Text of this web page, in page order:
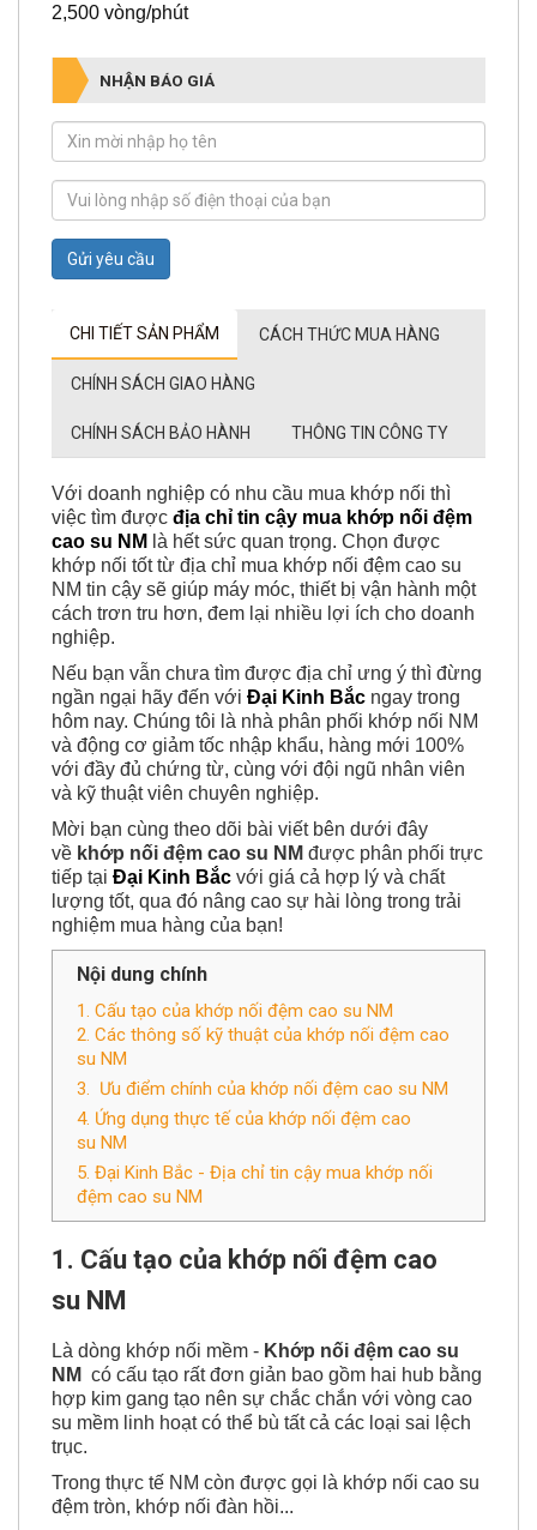
2,500 vòng/phút
NHẬN BÁO GIÁ
Gửi yêu cầu
CHI TIẾT SẢN PHẨM CÁCH THỨC MUA HÀNG
CHÍNH SÁCH GIAO HÀNG
CHÍNH SÁCH BẢO HÀNH THÔNG TIN CÔNG TY
Với doanh nghiệp có nhu cầu mua khớp nối thì
việc tìm được địa chỉ tin cậy mua khớp nối đệm
cao su NM là hết sức quan trọng. Chọn được
khớp nối tốt từ địa chỉ mua khớp nối đệm cao su
NM tin cậy sẽ giúp máy móc, thiết bị vận hành một
cách trơn tru hơn, đem lại nhiều lợi ích cho doanh
nghiệp.
Nếu bạn vẫn chưa tìm được địa chỉ ưng ý thì đừng
ngần ngại hãy đến với Đại Kinh Bắc ngay trong
hôm nay. Chúng tôi là nhà phân phối khớp nối NM
và động cơ giảm tốc nhập khẩu, hàng mới 100%
với đầy đủ chứng từ, cùng với đội ngũ nhân viên
và kỹ thuật viên chuyên nghiệp.
Mời bạn cùng theo dõi bài viết bên dưới đây
về khớp nối đệm cao su NM được phân phối trực
tiếp tại Đại Kinh Bắc với giá cả hợp lý và chất
lượng tốt, qua đó nâng cao sự hài lòng trong trải
nghiệm mua hàng của bạn!
Nội dung chính
1. Cấu tạo của khớp nối đệm cao su NM
2. Các thông số kỹ thuật của khớp nối đệm cao
su NM
3. Ưu điểm chính của khớp nối đệm cao su NM
4. Ứng dụng thực tế của khớp nối đệm cao
su NM
5. Đại Kinh Bắc - Địa chỉ tin cậy mua khớp nối
đệm cao su NM
1. Cấu tạo của k hớp nối đệm cao
su NM
Là dòng khớp nối mềm - Khớp nối đệm cao su
NM có cấu tạo rất đơn giản bao gồm hai hub bằng
hợp kim gang tạo nên sự chắc chắn với vòng cao
su mềm linh hoạt có thể bù tất cả các loại sai lệch
trục.
Trong thực tế NM còn được gọi là khớp nối cao su
đệm tròn, khớp nối đàn hồi...